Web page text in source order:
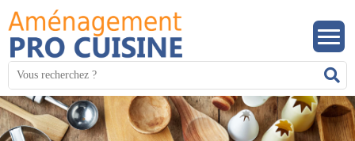
Mots
clés
:
Panneau de gestion des cookies